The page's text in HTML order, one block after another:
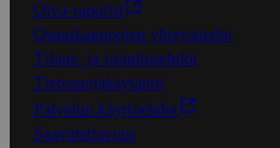
Oiva-raportit
Osuuskauppojen yhteystiedot
Tilaus- ja toimitusehdot
Tietosuojakäytäntö
Palvelun käyttöehdot
Saavutettavuus